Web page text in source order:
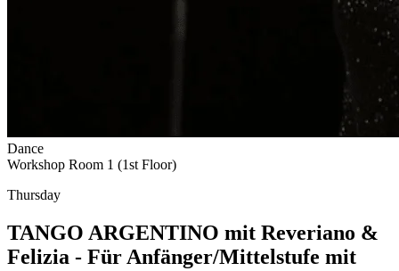
Dance
Workshop Room 1 (1st Floor)
Thursday
TANGO ARGENTINO mit Reveriano &
Felizia - Für Anfänger/Mittelstufe mit